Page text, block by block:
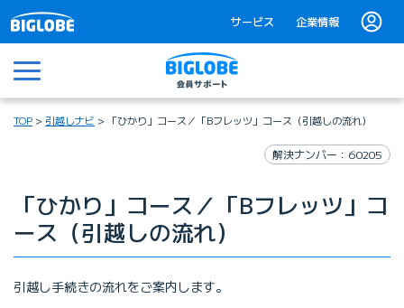
サービス 企業情報
メニュー
TOP 引越しナビ 「ひかり」コース／「Bフレッツ」コース（引越しの流れ）
解決ナンバー：60205
「ひかり」コース／「Bフレッツ」コ
ース（引越しの流れ）
引越し手続きの流れをご案内します。